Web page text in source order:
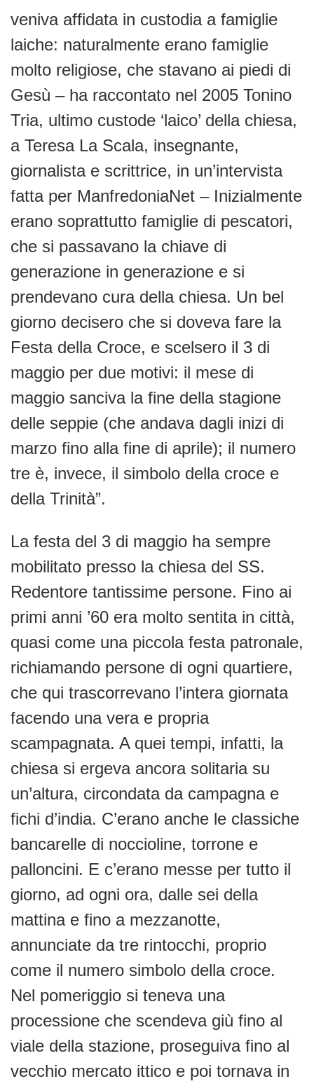
veniva affidata in custodia a famiglie
laiche: naturalmente erano famiglie
molto religiose, che stavano ai piedi di
Gesù – ha raccontato nel 2005 Tonino
Tria, ultimo custode ‘laico’ della chiesa,
a Teresa La Scala, insegnante,
giornalista e scrittrice, in un’intervista
fatta per ManfredoniaNet – Inizialmente
erano soprattutto famiglie di pescatori,
che si passavano la chiave di
generazione in generazione e si
prendevano cura della chiesa. Un bel
giorno decisero che si doveva fare la
Festa della Croce, e scelsero il 3 di
maggio per due motivi: il mese di
maggio sanciva la fine della stagione
delle seppie (che andava dagli inizi di
marzo fino alla fine di aprile); il numero
tre è, invece, il simbolo della croce e
della Trinità”.
La festa del 3 di maggio ha sempre
mobilitato presso la chiesa del SS.
Redentore tantissime persone. Fino ai
primi anni ’60 era molto sentita in città,
quasi come una piccola festa patronale,
richiamando persone di ogni quartiere,
che qui trascorrevano l’intera giornata
facendo una vera e propria
scampagnata. A quei tempi, infatti, la
chiesa si ergeva ancora solitaria su
un’altura, circondata da campagna e
fichi d’india. C’erano anche le classiche
bancarelle di noccioline, torrone e
palloncini. E c’erano messe per tutto il
giorno, ad ogni ora, dalle sei della
mattina e fino a mezzanotte,
annunciate da tre rintocchi, proprio
come il numero simbolo della croce.
Nel pomeriggio si teneva una
processione che scendeva giù fino al
viale della stazione, proseguiva fino al
vecchio mercato ittico e poi tornava in